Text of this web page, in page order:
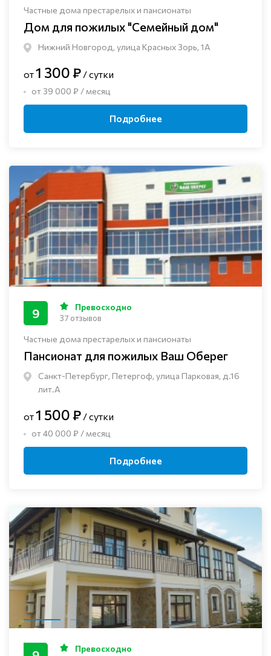
Частные дома престарелых и пансионаты
Дом для пожилых "Семейный дом"
Нижний Новгород, улица Красных Зорь, 1А
от1 300 ₽ / сутки
от 39 000 ₽ / месяц
Подробнее
Частные дома престарелых и пансионаты
Пансионат для пожилых Ваш Оберег
Санкт-Петербург, Петергоф, улица Парковая, д.16
лит.А
9 Превосходно
37 отзывов
от1 500 ₽ / сутки
от 40 000 ₽ / месяц
Подробнее
Превосходно